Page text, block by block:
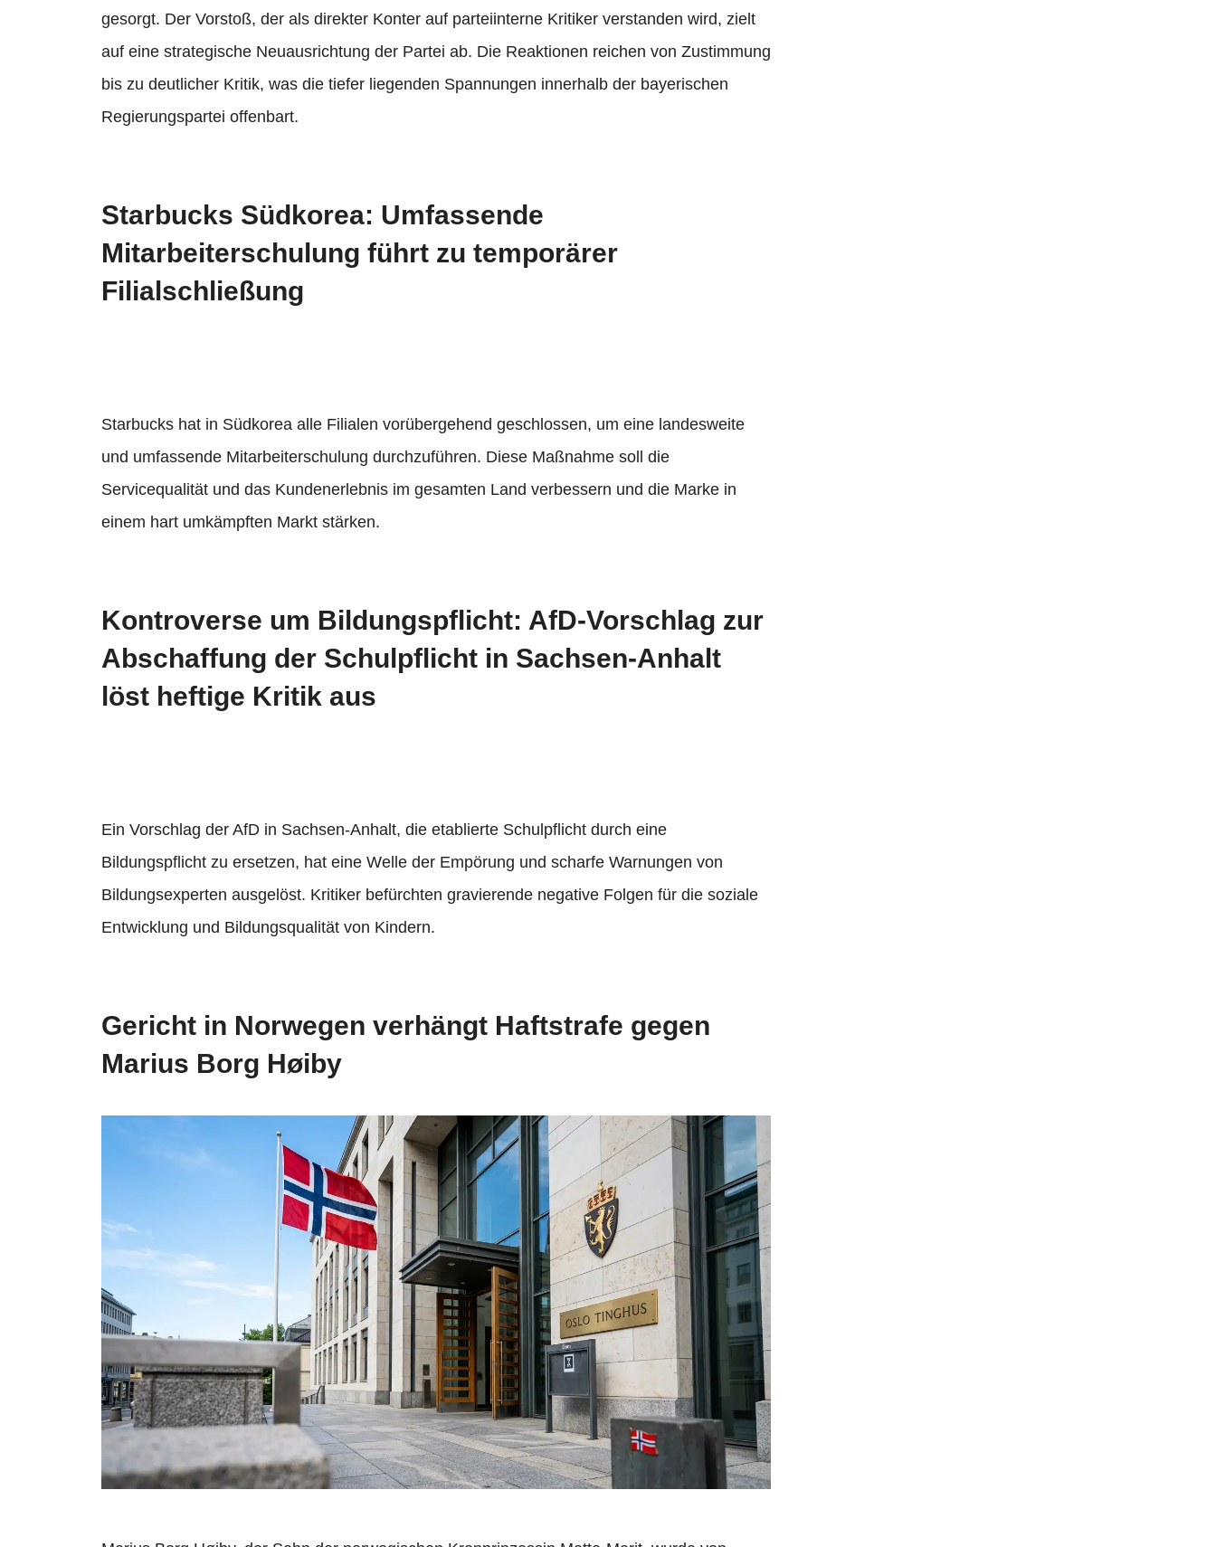
gesorgt. Der Vorstoß, der als direkter Konter auf parteiinterne Kritiker verstanden wird, zielt
auf eine strategische Neuausrichtung der Partei ab. Die Reaktionen reichen von Zustimmung
bis zu deutlicher Kritik, was die tiefer liegenden Spannungen innerhalb der bayerischen
Regierungspartei offenbart.
Starbucks Südkorea: Umfassende
Mitarbeiterschulung führt zu temporärer
Filialschließung
Starbucks hat in Südkorea alle Filialen vorübergehend geschlossen, um eine landesweite
und umfassende Mitarbeiterschulung durchzuführen. Diese Maßnahme soll die
Servicequalität und das Kundenerlebnis im gesamten Land verbessern und die Marke in
einem hart umkämpften Markt stärken.
Kontroverse um Bildungspflicht: AfD-Vorschlag zur
Abschaffung der Schulpflicht in Sachsen-Anhalt
löst heftige Kritik aus
Ein Vorschlag der AfD in Sachsen-Anhalt, die etablierte Schulpflicht durch eine
Bildungspflicht zu ersetzen, hat eine Welle der Empörung und scharfe Warnungen von
Bildungsexperten ausgelöst. Kritiker befürchten gravierende negative Folgen für die soziale
Entwicklung und Bildungsqualität von Kindern.
Gericht in Norwegen verhängt Haftstrafe gegen
Marius Borg Høiby